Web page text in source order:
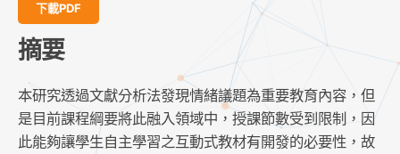
下載PDF
摘要
本研究透過文獻分析法發現情緒議題為重要教育內容，但
是目前課程綱要將此融入領域中，授課節數受到限制，因
此能夠讓學生自主學習之互動式教材有開發的必要性，故